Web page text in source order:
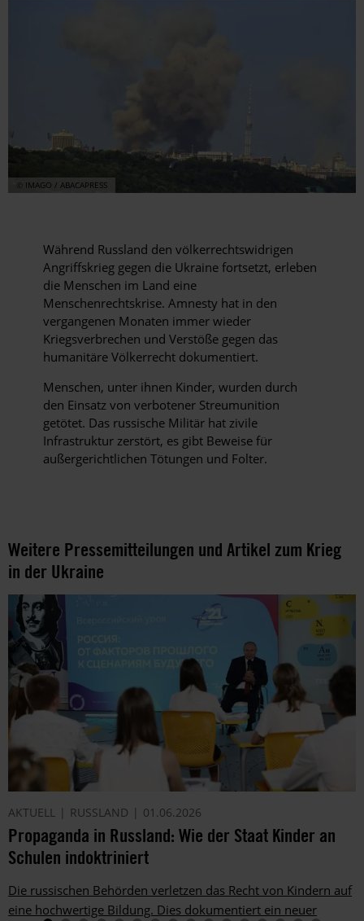
© IMAGO / ABACAPRESS
Während Russland den völkerrechtswidrigen
Angriffskrieg gegen die Ukraine fortsetzt, erleben
die Menschen im Land eine
Menschenrechtskrise. Amnesty hat in den
vergangenen Monaten immer wieder
Kriegsverbrechen und Verstöße gegen das
humanitäre Völkerrecht dokumentiert.
Menschen, unter ihnen Kinder, wurden durch
den Einsatz von verbotener Streumunition
getötet. Das russische Militär hat zivile
Infrastruktur zerstört, es gibt Beweise für
außergerichtlichen Tötungen und Folter.
Weitere Pressemitteilungen und Artikel zum Krieg
in der Ukraine
AKTUELL RUSSLAND 01.06.2026
Propaganda in Russland: Wie der Staat Kinder an
Schulen indoktriniert
Die russischen Behörden verletzen das Recht von Kindern auf
eine hochwertige Bildung. Dies dokumentiert ein neuer